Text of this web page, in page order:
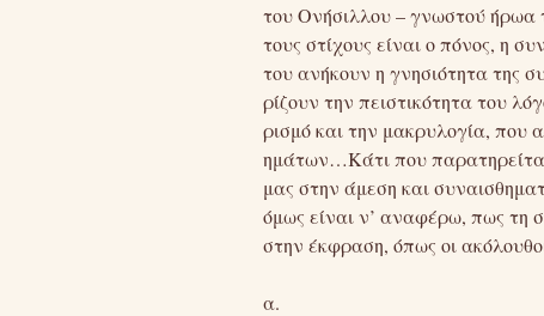
του Ονήσιλλου – γνωστού ήρωα
τους στίχους είναι ο πόνος, η
του ανήκουν η γνησιότητα της
ρίζουν την πειστικότητα του
ρισμό και την μακρυλογία, που
ημάτων…Κάτι που
μας στην άμεση και
όμως είναι ν’ αναφέρω, πως τη
στην έκφραση, όπως οι
α.